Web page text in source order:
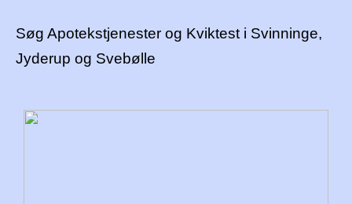
Søg Apotekstjenester og Kviktest i Svinninge,
Jyderup og Svebølle